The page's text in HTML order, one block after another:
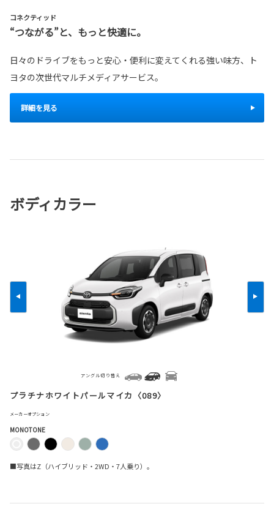
コネクティッド
“つながる”と、もっと快適に。
日々のドライブをもっと安心・便利に変えてくれる強い味方、ト
ヨタの次世代マルチメディアサービス。
詳細を見る
ボディカラー
プラチナホワイトパールマイカ〈089〉
メーカーオプション
アングル切り替え
MONOTONE
■写真はZ（ハイブリッド・2WD・7人乗り）。